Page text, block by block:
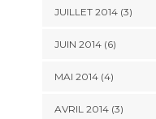
JUILLET 2014(3)
JUIN 2014(6)
MAI 2014(4)
AVRIL 2014(3)